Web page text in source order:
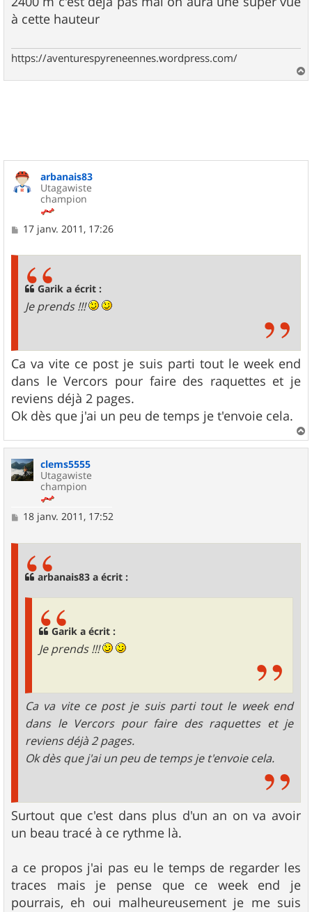
s
a
à cette hauteur
https://aventurespyreneennes.wordpress.com/
a
arbanais83
Utagawiste
champion
M17 janv. 2011, 17:26
Garik a écrit :
Je prends !!!
Ca va vite ce post je suis parti tout le week end
dans le Vercors pour faire des raquettes et je
reviens déjà 2 pages.
Ok dès que j'ai un peu de temps je t'envoie cela.
a
clems5555
Utagawiste
champion
M18 janv. 2011, 17:52
arbanais83 a écrit :
Garik a écrit :
Je prends !!!
Ca va vite ce post je suis parti tout le week end
dans le Vercors pour faire des raquettes et je
reviens déjà 2 pages.
Ok dès que j'ai un peu de temps je t'envoie cela.
Surtout que c'est dans plus d'un an on va avoir
un beau tracé à ce rythme là.
a ce propos j'ai pas eu le temps de regarder les
traces mais je pense que ce week end je
pourrais, eh oui malheureusement je me suis